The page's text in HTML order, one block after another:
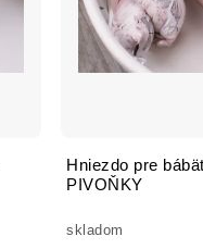
Hniezdo pre
PIVOŇKY
skladom